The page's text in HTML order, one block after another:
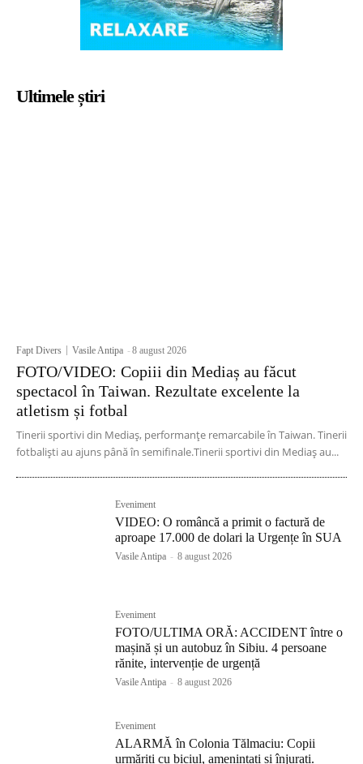
Ultimele știri
Fapt Divers Vasile Antipa -8 august 2026
FOTO/VIDEO: Copiii din Mediaș au făcut
spectacol în Taiwan. Rezultate excelente la
atletism și fotbal
Tinerii sportivi din Mediaș, performanțe remarcabile în Taiwan. Tinerii
fotbaliști au ajuns până în semifinale.Tinerii sportivi din Mediaș au...
Eveniment
VIDEO: O româncă a primit o factură de
aproape 17.000 de dolari la Urgențe în SUA
Vasile Antipa - 8 august 2026
Eveniment
FOTO/ULTIMA ORĂ: ACCIDENT între o
mașină și un autobuz în Sibiu. 4 persoane
rănite, intervenție de urgență
Vasile Antipa - 8 august 2026
Eveniment
ALARMĂ în Colonia Tălmaciu: Copii
urmăriți cu biciul, amenințați și înjurați.